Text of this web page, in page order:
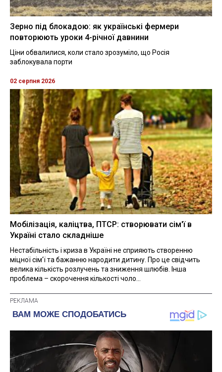
Зерно під блокадою: як українські фермери
повторюють уроки 4-річної давнини
Ціни обвалилися, коли стало зрозуміло, що Росія
заблокувала порти
02 серпня 2026
Мобілізація, каліцтва, ПТСР: створювати сім'ї в
Україні стало складніше
Нестабільність і криза в Україні не сприяють створенню
міцної сім'ї та бажанню народити дитину. Про це свідчить
велика кількість розлучень та зниження шлюбів. Інша
проблема – скорочення кількості чоло...